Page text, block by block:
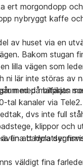
ert morgondopp
nybryggt kaffe
av huset via en
Bakom stugan
lilla vägen som
ni lär inte störas
med på bilfärjan
med matplats
kanaler via
dvs inte full
klippor och
fina badplatser
att hyra
väldigt fina